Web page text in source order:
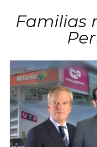
Familias